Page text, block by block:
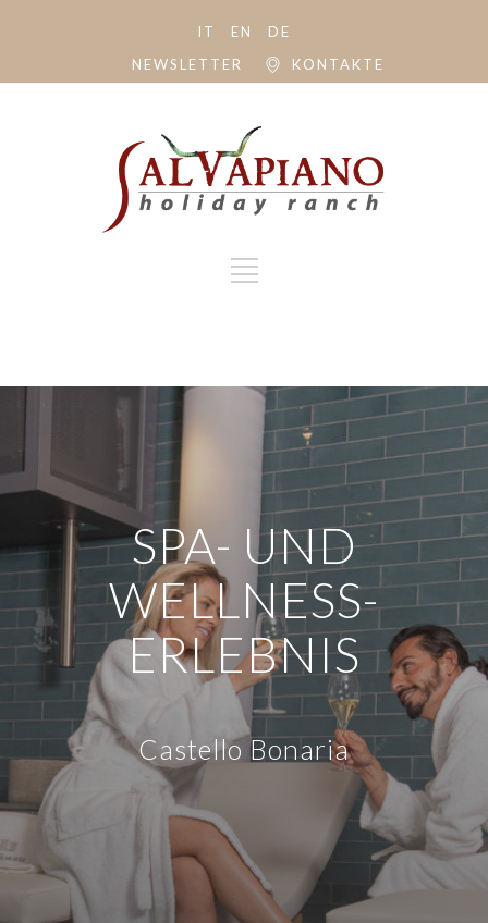
IT EN
DE
KONTAKTE
NEWSLETTER
SPA- UND
WELLNESS-
ERLEBNIS
Castello Bonaria